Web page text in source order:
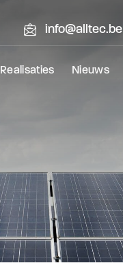
info@alltec.be
Realisaties Nieuws